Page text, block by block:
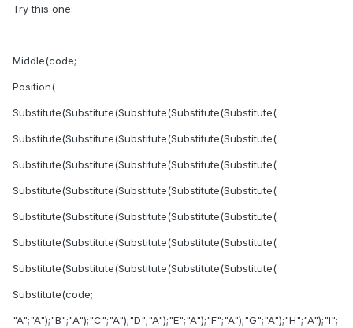
Try this one:
Middle(code;
Position(
Substitute(Substitute(Substitute(Substitute(Substitute(
Substitute(Substitute(Substitute(Substitute(Substitute(
Substitute(Substitute(Substitute(Substitute(Substitute(
Substitute(Substitute(Substitute(Substitute(Substitute(
Substitute(Substitute(Substitute(Substitute(Substitute(
Substitute(Substitute(Substitute(Substitute(Substitute(
Substitute(Substitute(Substitute(Substitute(Substitute(
Substitute(code;
"A";"A");"B";"A");"C";"A");"D";"A");"E";"A");"F";"A");"G";"A");"H";"A");"I";